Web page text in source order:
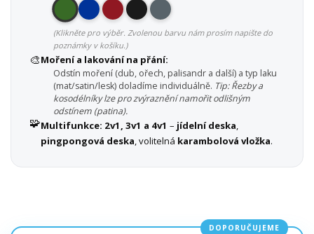
(Klikněte pro výběr. Zvolenou barvu nám prosím napište do
poznámky v košíku.)
🎨Moření a lakování na přání:
Odstín moření (dub, ořech, palisandr a další) a typ laku
(mat/satin/lesk) doladíme individuálně. Tip: Řezby a
kosodélníky lze pro zvýraznění namořit odlišným
odstínem (patina).
🧩Multifunkce: 2v1, 3v1 a 4v1 – jídelní deska,
pingpongová deska, volitelná karambolová vložka.
DOPORUČUJEME